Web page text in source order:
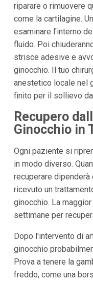
riparare o rimuovere
come la cartilagine.
esaminare l'interno
fluido. Poi
strisce adesive e
ginocchio. Il tuo
anestetico locale nel
finito per il sollievo
Recupero
Ginocchio in
Ogni paziente si
in modo diverso.
recuperare
ricevuto un
ginocchio. La
settimane per
Dopo l'intervento di
ginocchio
Prova a tenere la
freddo, come una